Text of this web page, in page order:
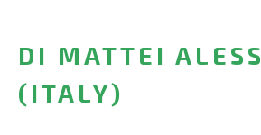
DI MATTEI
(ITALY)